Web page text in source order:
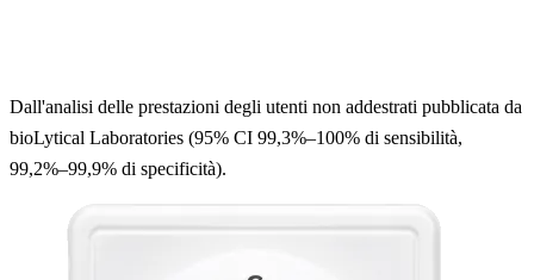
Dall'analisi delle prestazioni degli utenti non addestrati pubblicata da
bioLytical Laboratories (95% CI 99,3%–100% di sensibilità,
99,2%–99,9% di specificità).